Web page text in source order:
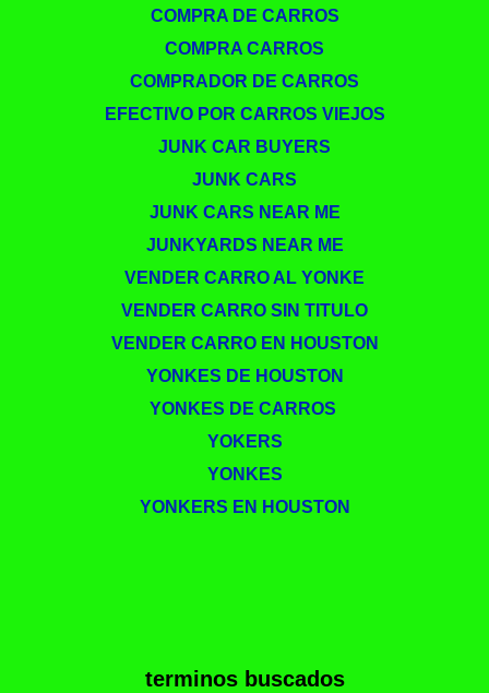
COMPRA DE CARROS
COMPRA CARROS
COMPRADOR DE CARROS
EFECTIVO POR CARROS VIEJOS
JUNK CAR BUYERS
JUNK CARS
JUNK CARS NEAR ME
JUNKYARDS NEAR ME
VENDER CARRO AL YONKE
VENDER CARRO SIN TITULO
VENDER CARRO EN HOUSTON
YONKES DE HOUSTON
YONKES DE CARROS ​
YOKERS
YONKES
YONKERS EN HOUSTON
terminos buscados